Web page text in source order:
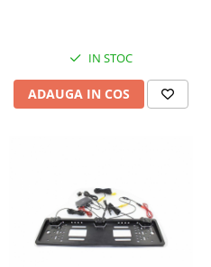
Spray vopsea
Solutii Reparatii
Solutii intretinere
Maneta schimbator
Maneta inversor
Pellenc
Piese Solaris
Piese Wirtgen
Piese MFH
IN STOC
ADAUGA IN COS